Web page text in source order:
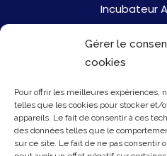
Gérer le
cookies
Pour offrir les meilleures expériences,
telles que les cookies pour stocker et/
appareils. Le fait de consentir à ces
des données telles que le
sur ce site. Le fait de ne pas consentir
Incubateur